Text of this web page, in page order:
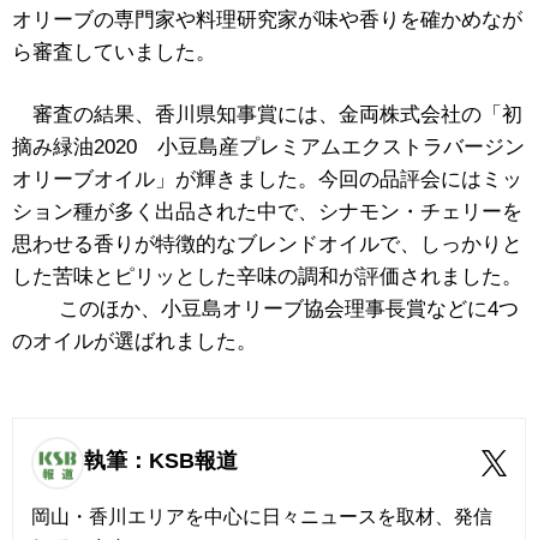
オリーブの専門家や料理研究家が味や香りを確かめなが
ら審査していました。
審査の結果、香川県知事賞には、金両株式会社の「初
摘み緑油2020 小豆島産プレミアムエクストラバージン
オリーブオイル」が輝きました。今回の品評会にはミッ
ション種が多く出品された中で、シナモン・チェリーを
思わせる香りが特徴的なブレンドオイルで、しっかりと
した苦味とピリッとした辛味の調和が評価されました。
このほか、小豆島オリーブ協会理事長賞などに4つ
のオイルが選ばれました。
執筆：KSB報道
岡山・香川エリアを中心に日々ニュースを取材、発信